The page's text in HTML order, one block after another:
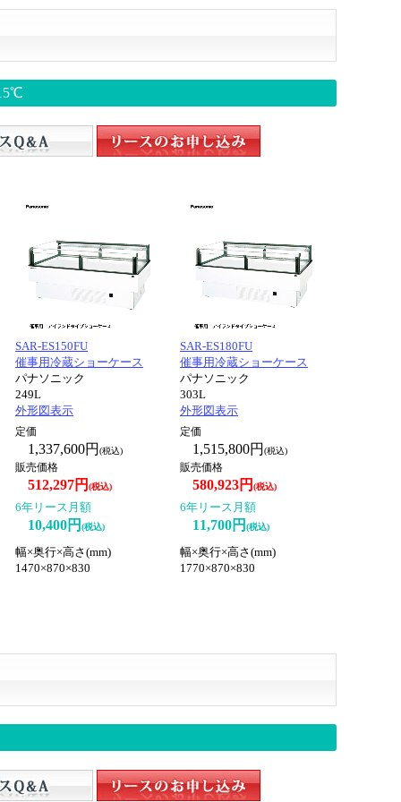
SAR-ES150FU
催事用冷蔵ショーケース
パナソニック
249L
外形図表示
定価
1,337,600円(税込)
販売価格
512,297円(税込)
6年リース月額
10,400円(税込)
幅×奥行×高さ(mm)
1470×870×830
SAR-ES180FU
催事用冷蔵ショーケース
パナソニック
303L
外形図表示
定価
1,515,800円(税込)
販売価格
580,923円(税込)
6年リース月額
11,700円(税込)
幅×奥行×高さ(mm)
1770×870×830